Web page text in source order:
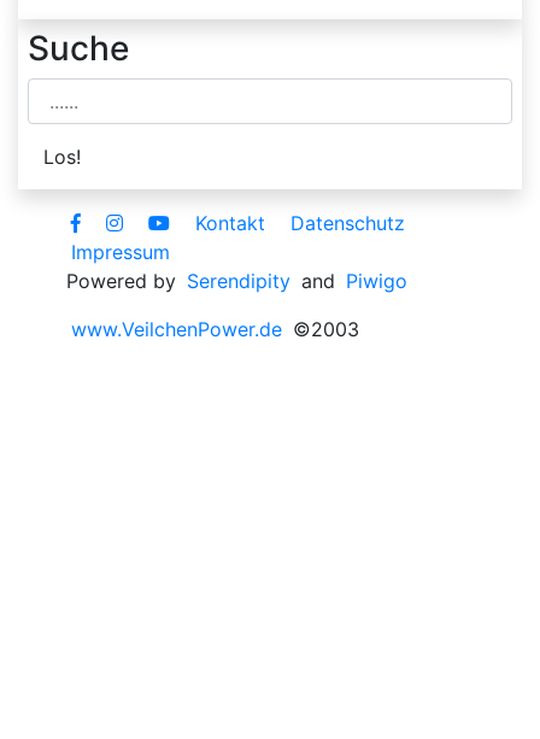
Suche
Kontakt
Datenschutz
Impressum
Powered by Serendipity and Piwigo
www.VeilchenPower.de ©2003